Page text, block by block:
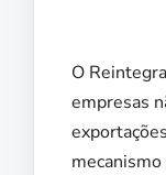
O
empresas